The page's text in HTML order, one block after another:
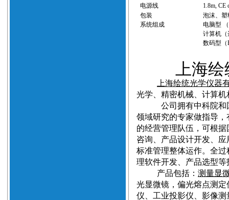
电源线
1.8m, CE
包装
泡沫、塑
系统组成
电脑型
计算机
数码型（
上海
上海绘统光学仪器
光学、精密机械、计算
公司拥有中科院
领域研究的专家做指导，
的经营管理队伍，可根
咨询、产品设计开发、
标准管理整体运作。全过
理软件开发、产品选型等
产品包括 ： 测量显
光显微镜 ， 偏光熔点测定
仪、工业投影仪、影像